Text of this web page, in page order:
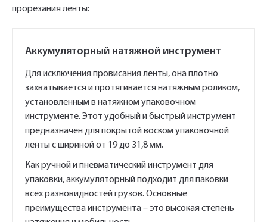
прорезания ленты:
Аккумуляторный натяжной инструмент
Для исключения провисания ленты, она плотно
захватывается и протягивается натяжным роликом,
установленным в натяжном упаковочном
инструменте. Этот удобный и быстрый инструмент
предназначен для покрытой воском упаковочной
ленты с шириной от 19 до 31,8 мм.
Как ручной и пневматический инструмент для
упаковки, аккумуляторный подходит для паковки
всех разновидностей грузов. Основные
преимущества инструмента – это высокая степень
Укажите Ваш контактный телефон и имя
для связи, и наш менеджер поможет